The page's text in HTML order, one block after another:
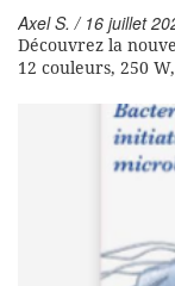
Axel S. / 16 juillet
Découvrez la
12 couleurs, 250